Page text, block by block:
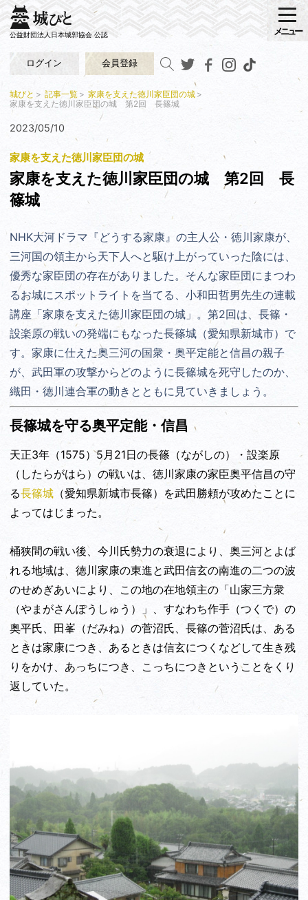
公益財団法人日本城郭協会 公認
ログイン 会員登録
メニュー
城びと 記事一覧
家康を支えた徳川家臣団の城
家康を支えた徳川家臣団の城 第2回 長篠城
2023/05/10
家康を支えた徳川家臣団の城
家康を支えた徳川家臣団の城 第2回 長
篠城
NHK大河ドラマ『どうする家康』の主人公・徳川家康が、
三河国の領主から天下人へと駆け上がっていった陰には、
優秀な家臣団の存在がありました。そんな家臣団にまつわ
るお城にスポットライトを当てる、小和田哲男先生の連載
講座「家康を支えた徳川家臣団の城」。第2回は、 長篠・
設楽原の戦いの発端にもなった長篠城（愛知県新城市）で
す。家康に仕えた奥三河の国衆・奥平定能と信昌の親子
が、 武田軍の攻撃からどのように長篠城を死守したのか、
織田・徳川連合軍の動きとともに 見ていきましょう。
長篠城を守る奥平定能・信昌
天正3年（1575）5月21日の長篠（ながしの）・設楽原
（したらがはら）の戦いは、徳川家康の家臣奥平信昌の守
る長篠城 （愛知県新城市長篠）を武田勝頼が攻めたことに
よってはじまった。
桶狭間の戦い後、今川氏勢力の衰退により、奥三河とよば
れる地域は、徳川家康の東進と武田信玄の南進の二つの波
のせめぎあいにより、この地の在地領主の「山家三方衆
（やまがさんぽうしゅう）」、すなわち作手（つくで）の
奥平氏、田峯（だみね）の菅沼氏、長篠の菅沼氏は、ある
ときは家康につき、あるときは信玄につくなどして生き残
りをかけ、あっちにつき、こっちにつきということをくり
返していた。